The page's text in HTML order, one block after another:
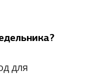
для